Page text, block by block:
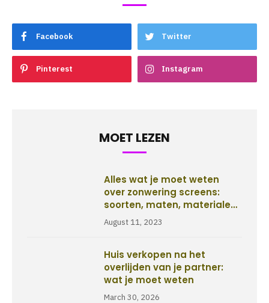
Facebook Twitter
Pinterest Instagram
MOET LEZEN
Alles wat je moet weten
over zonwering screens:
soorten, maten, materialen,
kleuren, prijs en installatie
August 11, 2023
Huis verkopen na het
overlijden van je partner:
wat je moet weten
March 30, 2026